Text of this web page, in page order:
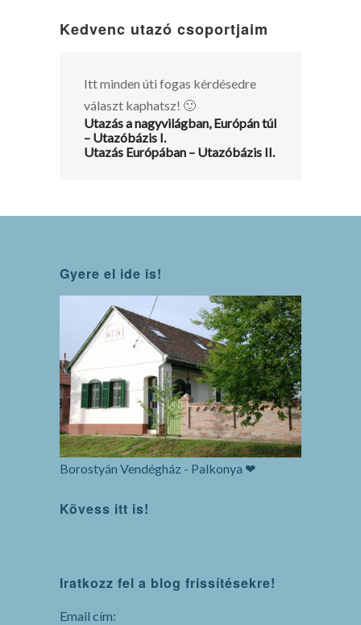
Kedvenc utazó csoportjaim
Itt minden úti fogas kérdésedre
választ kaphatsz! 🙂
Utazás a nagyvilágban, Európán túl
– Utazóbázis I.
Utazás Európában – Utazóbázis II.
Gyere el ide is!
Borostyán Vendégház - Palkonya ❤
Kövess itt is!
Iratkozz fel a blog frissítésekre!
Email cím: